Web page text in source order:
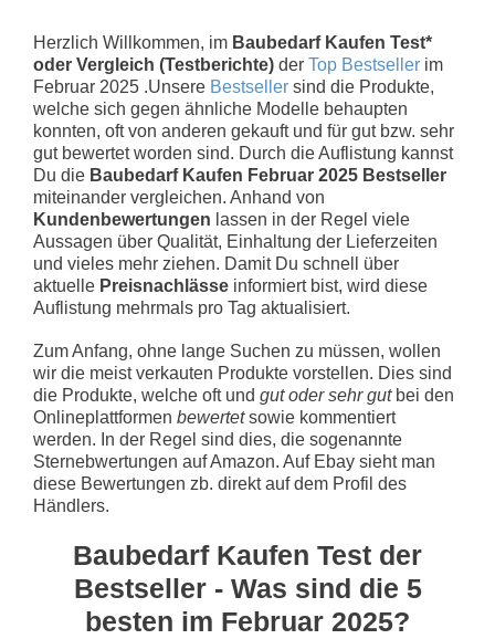
Herzlich Willkommen, im Baubedarf Kaufen Test*
oder Vergleich (Testberichte) der Top Bestseller im
Februar 2025 .Unsere Bestseller sind die Produkte,
welche sich gegen ähnliche Modelle behaupten
konnten, oft von anderen gekauft und für gut bzw. sehr
gut bewertet worden sind. Durch die Auflistung kannst
Du die Baubedarf Kaufen Februar 2025 Bestseller
miteinander vergleichen. Anhand von
Kundenbewertungen lassen in der Regel viele
Aussagen über Qualität, Einhaltung der Lieferzeiten
und vieles mehr ziehen. Damit Du schnell über
aktuelle Preisnachlässe informiert bist, wird diese
Auflistung mehrmals pro Tag aktualisiert.
Zum Anfang, ohne lange Suchen zu müssen, wollen
wir die meist verkauten Produkte vorstellen. Dies sind
die Produkte, welche oft und gut oder sehr gutbei den
Onlineplattformen bewertetsowie kommentiert
werden. In der Regel sind dies, die sogenannte
Sternebwertungen auf Amazon. Auf Ebay sieht man
diese Bewertungen zb. direkt auf dem Profil des
Händlers.
Baubedarf Kaufen Test der
Bestseller - Was sind die 5
besten im Februar 2025?